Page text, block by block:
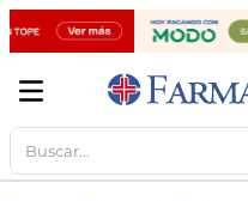
Buscar...
TÉRMINOS MÁS BUSCADOS
1.
mela b3